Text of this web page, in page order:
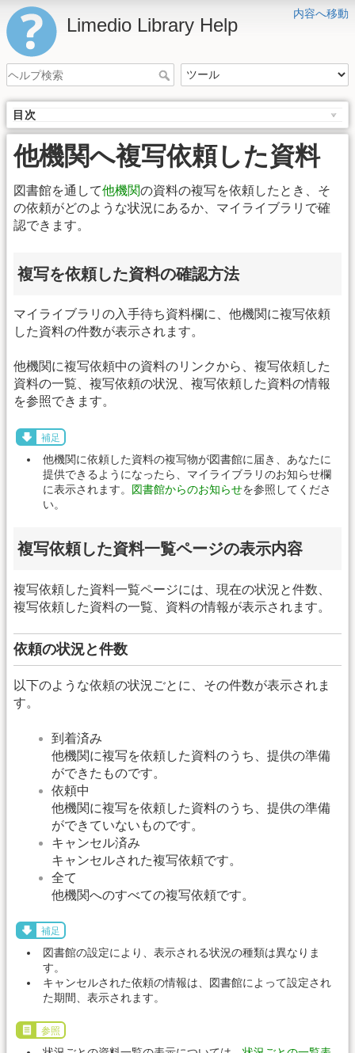
内容へ移動
Limedio Library Help
目次
他機関へ複写依頼した資料
図書館を通して他機関の資料の複写を依頼したとき、そ
の依頼がどのような状況にあるか、マイライブラリで確
認できます。
複写を依頼した資料の確認方法
マイライブラリの入手待ち資料欄に、他機関に複写依頼
した資料の件数が表示されます。
他機関に複写依頼中の資料のリンクから、複写依頼した
資料の一覧、複写依頼の状況、複写依頼した資料の情報
を参照できます。
補足
他機関に依頼した資料の複写物が図書館に届き、あなたに
提供できるようになったら、マイライブラリのお知らせ欄
に表示されます。 図書館からのお知らせを参照してくださ
い。
複写依頼した資料一覧ページの表示内容
複写依頼した資料一覧ページには、現在の状況と件数、
複写依頼した資料の一覧、資料の情報が表示されます。
依頼の状況と件数
以下のような依頼の状況ごとに、その件数が表示されま
す。
到着済み
他機関に複写を依頼した資料のうち、提供の準備
ができたものです。
依頼中
他機関に複写を依頼した資料のうち、提供の準備
ができていないものです。
キャンセル済み
キャンセルされた複写依頼です。
全て
他機関へのすべての複写依頼です。
補足
図書館の設定により、表示される状況の種類は異なりま
す。
キャンセルされた依頼の情報は、図書館によって設定され
た期間、表示されます。
参照